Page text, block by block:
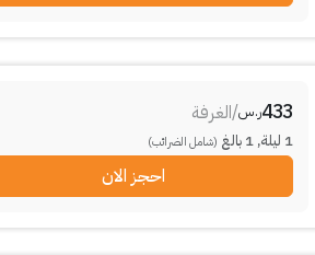
433ر.س/الغرفة
1 ليلة,
1 بالغ (شامل الضرائب)
احجز الان